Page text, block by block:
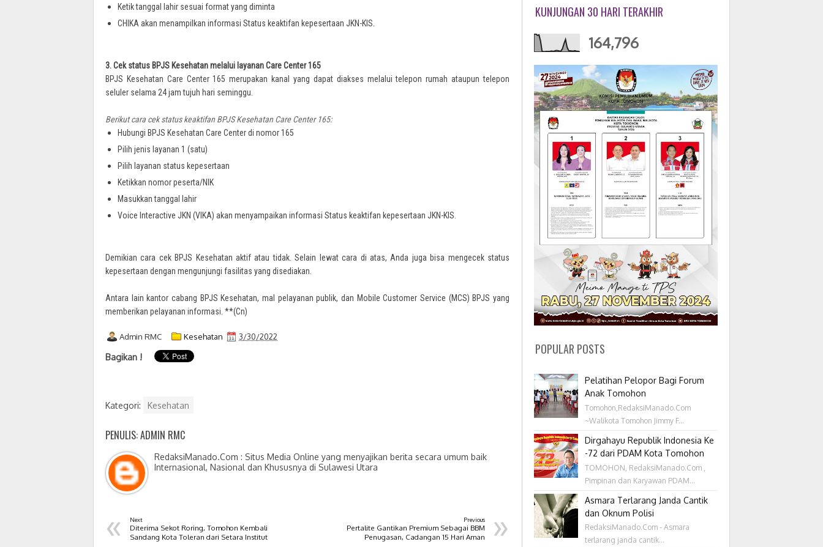
Ketik tanggal lahir sesuai format yang diminta
CHIKA akan menampilkan informasi Status keaktifan kepesertaan JKN-KIS.
3. Cek status BPJS Kesehatan melalui layanan Care Center 165
BPJS Kesehatan Care Center 165 merupakan kanal yang dapat diakses melalui telepon rumah ataupun telepon
seluler selama 24 jam tujuh hari seminggu.
Berikut cara cek status keaktifan BPJS Kesehatan Care Center 165:
Hubungi BPJS Kesehatan Care Center di nomor 165
Pilih jenis layanan 1 (satu)
Pilih layanan status kepesertaan
Ketikkan nomor peserta/NIK
Masukkan tanggal lahir
Voice Interactive JKN (VIKA) akan menyampaikan informasi Status keaktifan kepesertaan JKN-KIS.
Demikian cara cek BPJS Kesehatan aktif atau tidak. Selain lewat cara di atas, Anda juga bisa mengecek status
kepesertaan dengan mengunjungi fasilitas yang disediakan.
Antara lain kantor cabang BPJS Kesehatan, mal pelayanan publik, dan Mobile Customer Service (MCS) BPJS yang
memberikan pelayanan informasi. **(Cn)
Admin RMC Kesehatan 3/30/2022
Bagikan !
Kategori: Kesehatan
PENULIS: ADMIN RMC
RedaksiManado.Com : Situs Media Online yang menyajikan berita secara umum baik
Internasional, Nasional dan Khususnya di Sulawesi Utara
« Next
Diterima Sekot Roring, Tomohon Kembali
Sandang Kota Toleran dari Setara Institut
»
Previous
Pertalite Gantikan Premium Sebagai BBM
Penugasan, Cadangan 15 Hari Aman
KUNJUNGAN 30 HARI TERAKHIR
164,796
POPULAR POSTS
Pelatihan Pelopor Bagi Forum
Anak Tomohon
Tomohon,RedaksiManado.Com
~Walikota Tomohon Jimmy F...
Dirgahayu Republik Indonesia Ke
-72 dari PDAM Kota Tomohon
TOMOHON, RedaksiManado.Com ,
Pimpinan dan Karyawan PDAM...
Asmara Terlarang Janda Cantik
dan Oknum Polisi
RedaksiManado.Com - Asmara
terlarang janda cantik...